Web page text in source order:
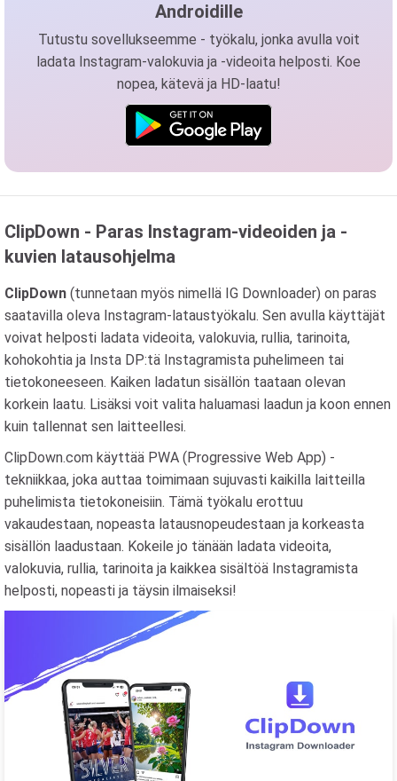
Androidille
Tutustu sovellukseemme - työkalu, jonka avulla voit
ladata Instagram-valokuvia ja -videoita helposti. Koe
nopea, kätevä ja HD-laatu!
ClipDown - Paras Instagram-videoiden ja -
kuvien latausohjelma
ClipDown (tunnetaan myös nimellä IG Downloader) on paras
saatavilla oleva Instagram-lataustyökalu. Sen avulla käyttäjät
voivat helposti ladata videoita, valokuvia, rullia, tarinoita,
kohokohtia ja Insta DP:tä Instagramista puhelimeen tai
tietokoneeseen. Kaiken ladatun sisällön taataan olevan
korkein laatu. Lisäksi voit valita haluamasi laadun ja koon ennen
kuin tallennat sen laitteellesi.
ClipDown.com käyttää PWA (Progressive Web App) -
tekniikkaa, joka auttaa toimimaan sujuvasti kaikilla laitteilla
puhelimista tietokoneisiin. Tämä työkalu erottuu
vakaudestaan, nopeasta latausnopeudestaan ​​ja korkeasta
sisällön laadustaan. Kokeile jo tänään ladata videoita,
valokuvia, rullia, tarinoita ja kaikkea sisältöä Instagramista
helposti, nopeasti ja täysin ilmaiseksi!